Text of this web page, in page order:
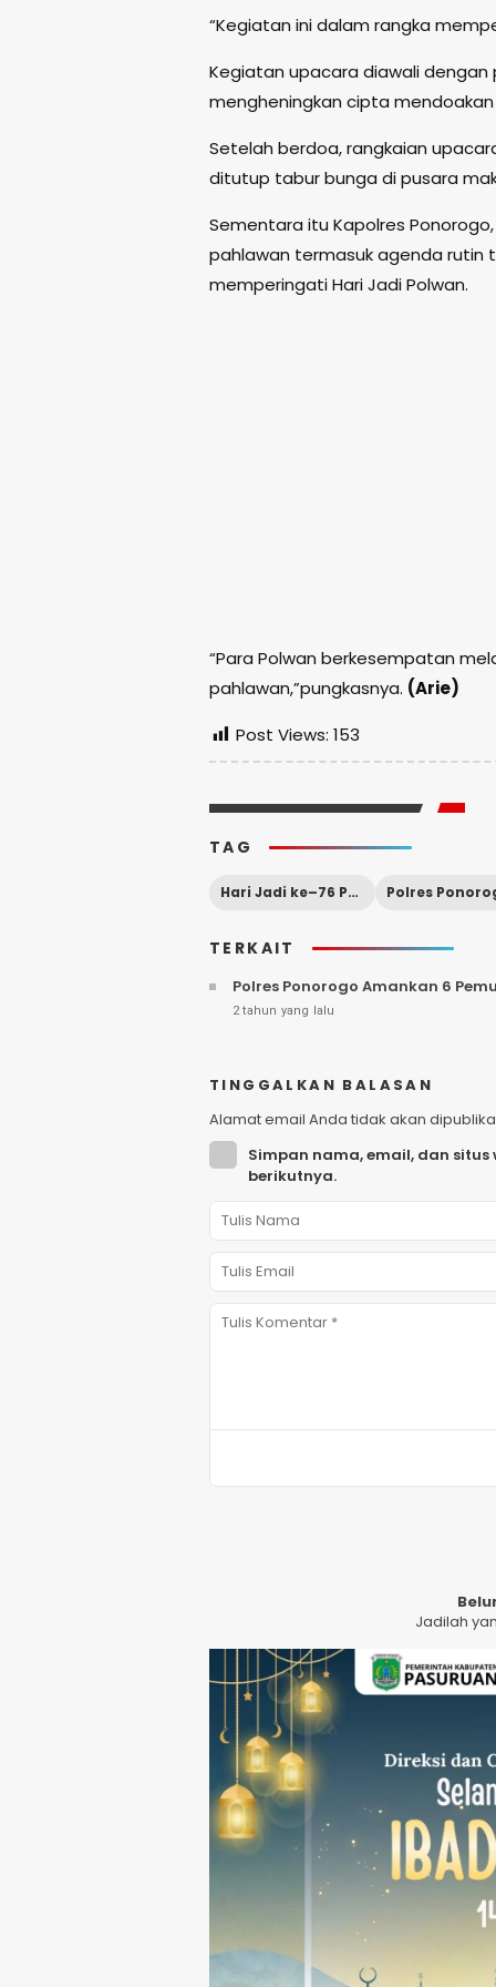
“Kegiatan ini dalam rangka
Kegiatan upacara diawali
mengheningkan cipta
Setelah berdoa, rangkaian
ditutup tabur bunga di pusara
Sementara itu Kapolres
pahlawan termasuk agenda rutin
memperingati Hari Jadi Polwan.
“Para Polwan berkesempatan
pahlawan,”pungkasnya. (Arie)
Post Views: 153
TAG
Hari Jadi ke–76 Polwan Polres
TERKAIT
Polres Ponorogo Amankan 6
2 tahun yang lalu
TINGGALKAN BALASAN
Alamat email Anda tidak akan
Simpan nama, email, dan
berikutnya.
Jadilah